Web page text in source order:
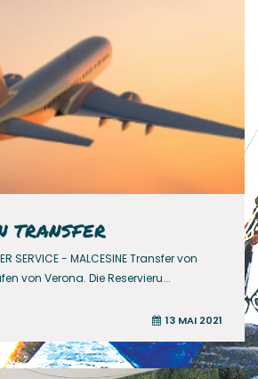
TRANSFER
SERVICE - MALCESINE Transfer von
von Verona. Die Reservieru...
13 MAI 2021